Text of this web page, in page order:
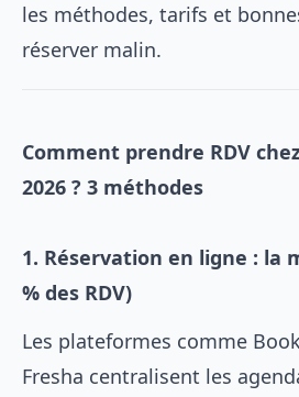
les méthodes, tarifs et
réserver malin.
Comment prendre RDV
2026 ? 3 méthodes
1. Réservation en ligne : la
% des RDV)
Les plateformes comme
Fresha centralisent les